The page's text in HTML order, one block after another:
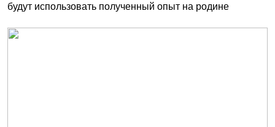
будут использовать полученный опыт на родине